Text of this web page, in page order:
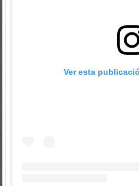
Ver esta